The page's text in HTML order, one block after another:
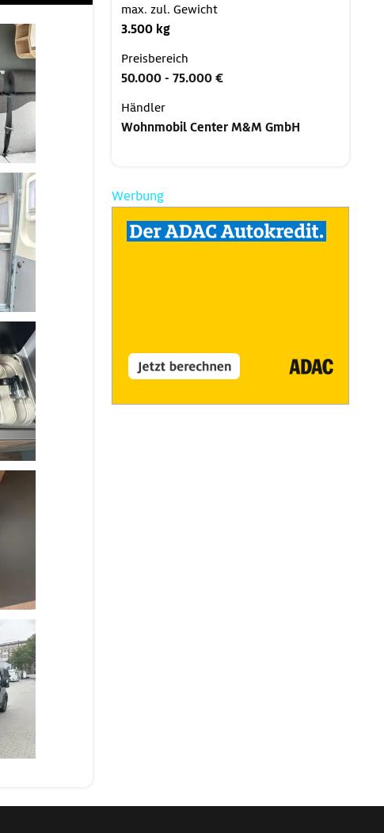
max. zul. Gewicht
3.500 kg
Preisbereich
50.000 - 75.000 €
Händler
Wohnmobil Center M&M GmbH
Werbung